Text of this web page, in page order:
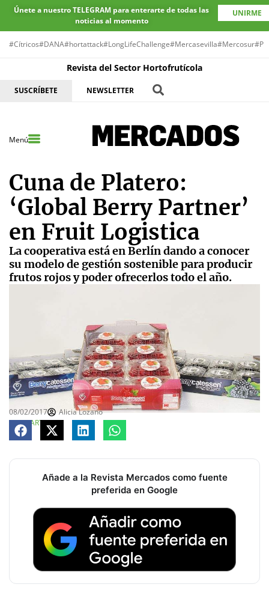
Únete a nuestro TELEGRAM para enterarte de todas las
noticias al momento
UNIRME
#Cítricos#DANA#hortattack#LongLifeChallenge#Mercasevilla#Mercosur
Revista del Sector Hortofrutícola
SUSCRÍBETE NEWSLETTER
Menú
Cuna de Platero:
‘Global Berry Partner’
en Fruit Logistica
La cooperativa está en Berlín dando a conocer
su modelo de gestión sostenible para producir
frutos rojos y poder ofrecerlos todo el año.
08/02/2017
Alicia Lozano
COMPARTE
Añade a la Revista Mercados como fuente
preferida en Google